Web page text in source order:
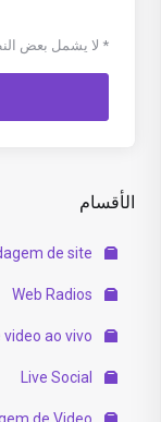
الأقسام
* لا يشمل بعض